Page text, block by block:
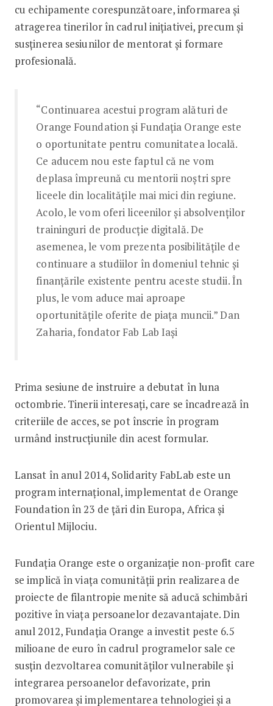
cu echipamente corespunzătoare, informarea și
atragerea tinerilor în cadrul inițiativei, precum și
susținerea sesiunilor de mentorat și formare
profesională.
“Continuarea acestui program alături de
Orange Foundation și Fundația Orange este
o oportunitate pentru comunitatea locală.
Ce aducem nou este faptul că ne vom
deplasa împreună cu mentorii noștri spre
liceele din localitățile mai mici din regiune.
Acolo, le vom oferi liceenilor și absolvenților
traininguri de producție digitală. De
asemenea, le vom prezenta posibilitățile de
continuare a studiilor în domeniul tehnic și
finanțările existente pentru aceste studii. În
plus, le vom aduce mai aproape
oportunitățile oferite de piața muncii.” Dan
Zaharia, fondator Fab Lab Iași
Prima sesiune de instruire a debutat în luna
octombrie. Tinerii interesați, care se încadrează în
criteriile de acces, se pot înscrie în program
urmând instrucțiunile din acest formular.
Lansat în anul 2014, Solidarity FabLab este un
program internațional, implementat de Orange
Foundation în 23 de țări din Europa, Africa și
Orientul Mijlociu.
Fundaţia Orange este o organizaţie non-profit care
se implică în viaţa comunităţii prin realizarea de
proiecte de filantropie menite să aducă schimbări
pozitive în viaţa persoanelor dezavantajate. Din
anul 2012, Fundaţia Orange a investit peste 6.5
milioane de euro în cadrul programelor sale ce
susțin dezvoltarea comunităților vulnerabile și
integrarea persoanelor defavorizate, prin
promovarea și implementarea tehnologiei și a